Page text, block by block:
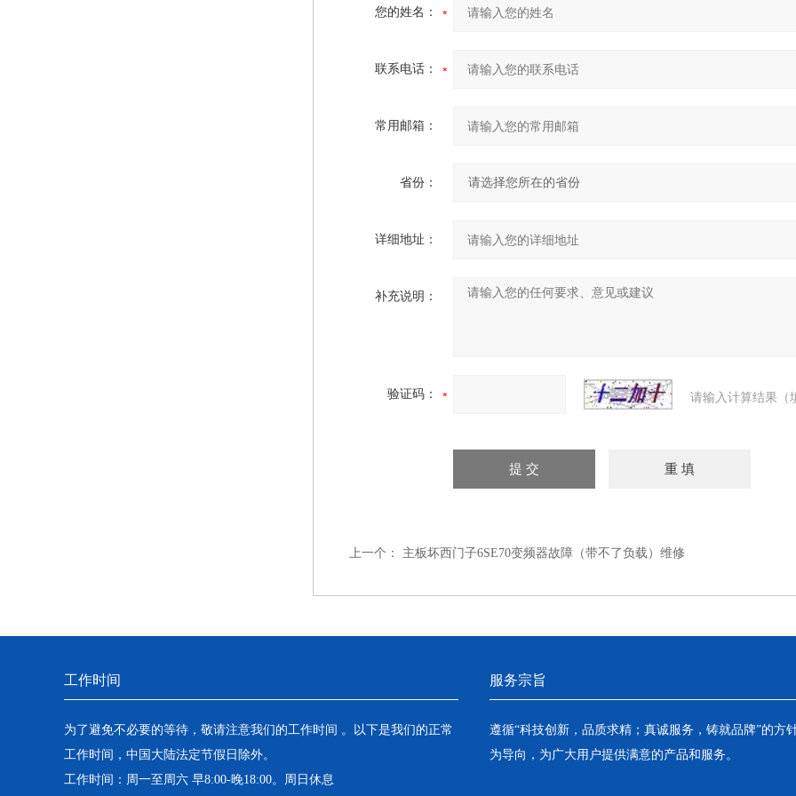
您的姓名：
联系电话：
常用邮箱：
省份：
详细地址：
补充说明：
验证码： 请输入计算结果（
上一个： 主板坏西门子6SE70变频器故障（带不了负载）维修
工作时间
为了避免不必要的等待，敬请注意我们的工作时间 。以下是我们的正常
工作时间，中国大陆法定节假日除外。
工作时间：周一至周六 早8:00-晚18:00。周日休息
服务宗旨
遵循“科技创新，品质求精；真诚服务，铸就品牌”的方
为导向，为广大用户提供满意的产品和服务。